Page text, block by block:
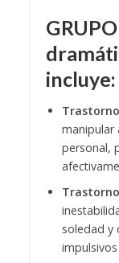
incluye:
manipular
personal,
soledad y